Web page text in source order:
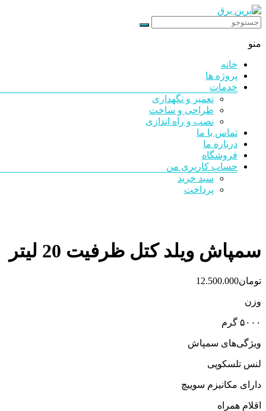
رد
شدن
محتوا
برین
برق
شرکت
فنی
مهندسی
منو
خانه
پروژه ها
خدمات
تعمیر و نگهداری
طراحی و ساخت
نصب و راه اندازی
تماس با ما
درباره ما
فروشگاه
حساب کاربری من
سبد خرید
پرداخت
سمپاش ویلد کتل ظرفیت 20 لیتر
تومان12.500.000
وزن
۵۰۰۰ گرم
ویژگی‌های سمپاش
لنس تلسکوپی
دارای مکانیزم سوییچ
اقلام همراه